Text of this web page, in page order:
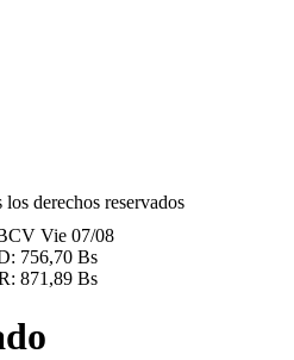
derechos reservados
Vie 07/08
756,70 Bs
871,89 Bs